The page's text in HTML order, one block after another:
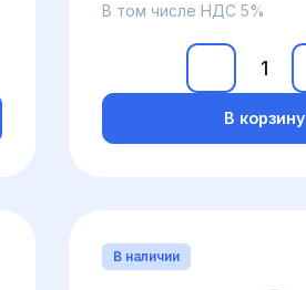
В том числе НДС 5%
В корзину
В наличии